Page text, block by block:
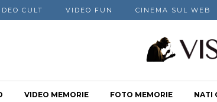
CULT VIDEO FUN CINEMA SUL WEB
VIDEO MEMORIE FOTO MEMORIE NATI